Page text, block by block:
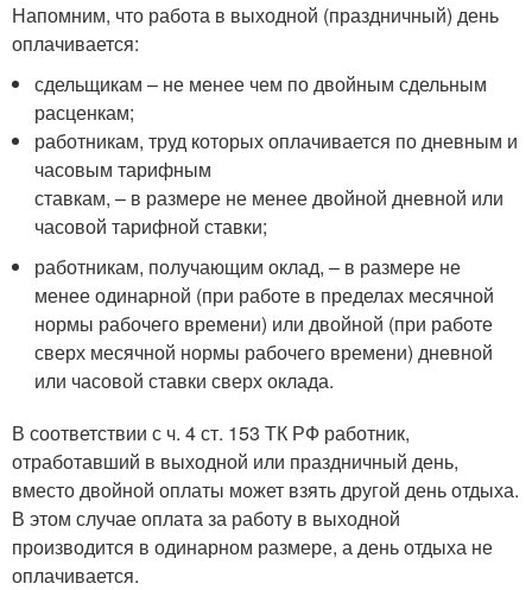
Напомним, что работа в выходной (праздничный) день
оплачивается:
сдельщикам – не менее чем по двойным сдельным
расценкам;
работникам, труд которых оплачивается по дневным и
часовым тарифным
ставкам, – в размере не менее двойной дневной или
часовой тарифной ставки;
работникам, получающим оклад, – в размере не
менее одинарной (при работе в пределах месячной
нормы рабочего времени) или двойной (при работе
сверх месячной нормы рабочего времени) дневной
или часовой ставки сверх оклада.
В соответствии с ч. 4 ст. 153 ТК РФ работник,
отработавший в выходной или праздничный день,
вместо двойной оплаты может взять другой день отдыха.
В этом случае оплата за работу в выходной
производится в одинарном размере, а день отдыха не
оплачивается.